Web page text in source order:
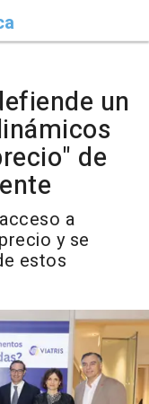
un
de
a
y se
estos